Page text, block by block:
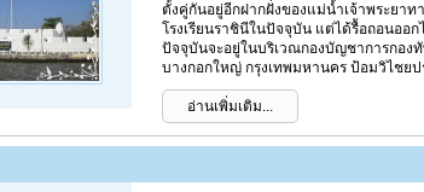
ตั้งคู่กันอยู่อีกฝากฝั่งของแม่น้ำเจ้าพระยา
โรงเรียนราชินีในปัจจุบัน แต่ได้รื้อถอนออ
ปัจจุบันจะอยู่ในบริเวณกองบัญชาการกอง
บางกอกใหญ่ กรุงเทพมหานคร ป้อมวิไชยป
อ่านเพิ่มเติม...